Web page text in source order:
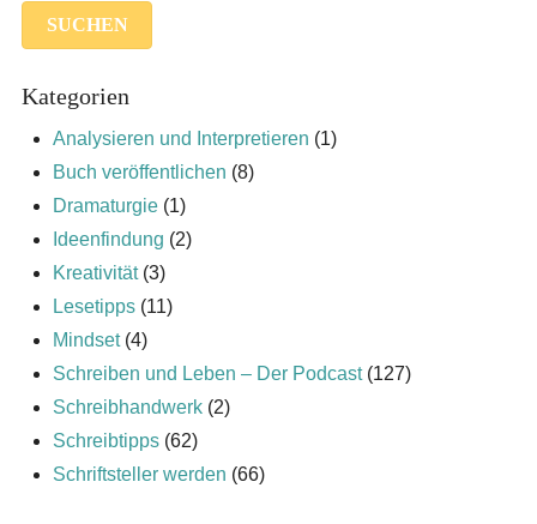
Kategorien
Analysieren und Interpretieren (1)
Buch veröffentlichen (8)
Dramaturgie(1)
Ideenfindung (2)
Kreativität(3)
Lesetipps(11)
Mindset(4)
Schreiben und Leben – Der Podcast(127)
Schreibhandwerk(2)
Schreibtipps(62)
Schriftsteller werden (66)